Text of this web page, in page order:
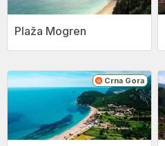
Plaža Mogren
Crna Gora